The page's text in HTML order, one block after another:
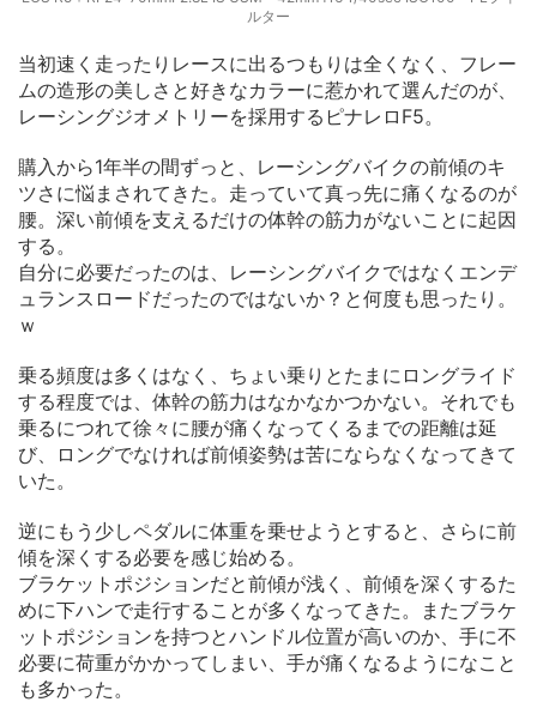
ルター
当初速く走ったりレースに出るつもりは全くなく、フレー
ムの造形の美しさと好きなカラーに惹かれて選んだのが、
レーシングジオメトリーを採用するピナレロF5。
購入から1年半の間ずっと、レーシングバイクの前傾のキ
ツさに悩まされてきた。走っていて真っ先に痛くなるのが
腰。深い前傾を支えるだけの体幹の筋力がないことに起因
する。
自分に必要だったのは、レーシングバイクではなくエンデ
ュランスロードだったのではないか？と何度も思ったり。
ｗ
乗る頻度は多くはなく、ちょい乗りとたまにロングライド
する程度では、体幹の筋力はなかなかつかない。それでも
乗るにつれて徐々に腰が痛くなってくるまでの距離は延
び、ロングでなければ前傾姿勢は苦にならなくなってきて
いた。
逆にもう少しペダルに体重を乗せようとすると、さらに前
傾を深くする必要を感じ始める。
ブラケットポジションだと前傾が浅く、前傾を深くするた
めに下ハンで走行することが多くなってきた。またブラケ
ットポジションを持つとハンドル位置が高いのか、手に不
必要に荷重がかかってしまい、手が痛くなるようになこと
も多かった。